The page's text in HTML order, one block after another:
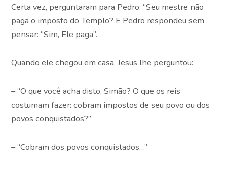
Certa vez, perguntaram para Pedro: “Seu mestre não
paga o imposto do Templo? E Pedro respondeu sem
pensar: “Sim, Ele paga”.
Quando ele chegou em casa, Jesus lhe perguntou:
– “O que você acha disto, Simão? O que os reis
costumam fazer: cobram impostos de seu povo ou dos
povos conquistados?”
– “Cobram dos povos conquistados…”